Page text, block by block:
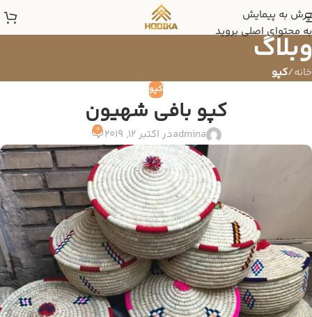
پرش به پیمایش
به محتوای اصلی بروید
وبلاگ
خانه/کپو
کپو
کپو بافی شهیون
adminaدر اکتبر 12, 2019 0